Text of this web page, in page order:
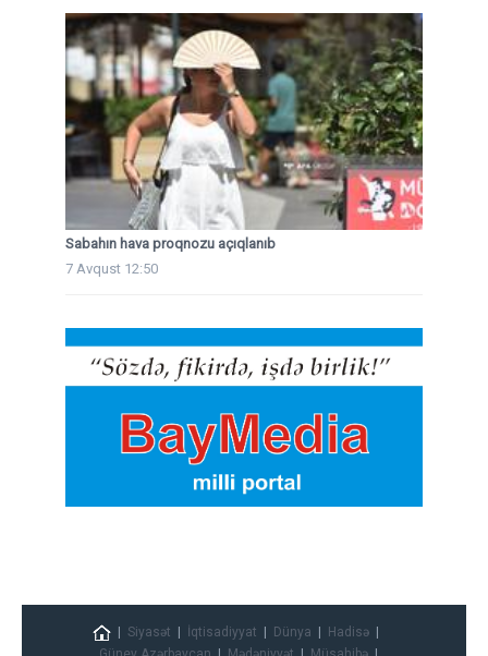
Sabahın hava proqnozu açıqlanıb
7 Avqust 12:50
Siyasət İqtisadiyyat Dünya
Hadisə